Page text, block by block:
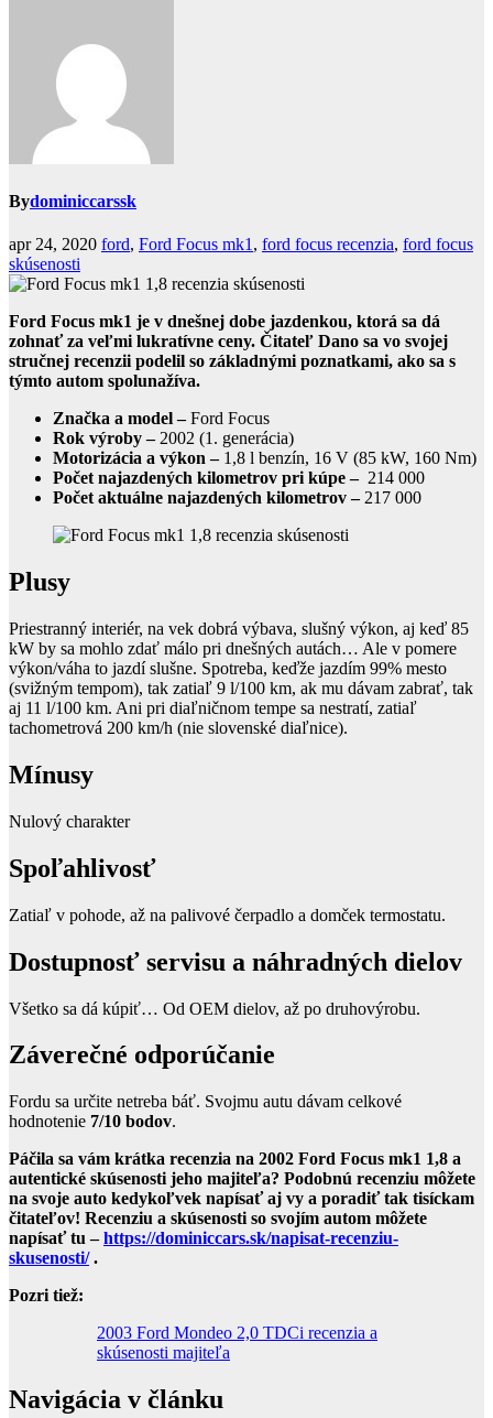
Bydominiccarssk
apr 24, 2020 ford, Ford Focus mk1 , ford focus recenzia, ford focus
skúsenosti
Ford Focus mk1 je v dnešnej dobe jazdenkou, ktorá sa dá
zohnať za veľmi lukratívne ceny. Čitateľ Dano sa vo svojej
stručnej recenzii podelil so základnými poznatkami, ako sa s
týmto autom spolunažíva.
Značka a model –Ford Focus
Rok výroby –2002 (1. generácia)
Motorizácia a výkon – 1,8 l benzín, 16 V (85 kW, 160 Nm)
Počet najazdených kilometrov pri kúpe –214 000
Počet aktuálne najazdených kilometrov –217 000
Plusy
Priestranný interiér, na vek dobrá výbava, slušný výkon, aj keď 85
kW by sa mohlo zdať málo pri dnešných autách… Ale v pomere
výkon/váha to jazdí slušne. Spotreba, keďže jazdím 99% mesto
(svižným tempom), tak zatiaľ 9 l/100 km, ak mu dávam zabrať, tak
aj 11 l/100 km. Ani pri diaľničnom tempe sa nestratí, zatiaľ
tachometrová 200 km/h (nie slovenské diaľnice).
Mínusy
Nulový charakter
Spoľahlivosť
Zatiaľ v pohode, až na palivové čerpadlo a domček termostatu.
Dostupnosť servisu a náhradných dielov
Všetko sa dá kúpiť… Od OEM dielov, až po druhovýrobu.
Záverečné odporúčanie
Fordu sa určite netreba báť. Svojmu autu dávam celkové
hodnotenie 7/10 bodov.
Páčila sa vám krátka recenzia na 2002 Ford Focus mk1 1,8 a
autentické skúsenosti jeho majiteľa? Podobnú recenziu môžete
na svoje auto kedykoľvek napísať aj vy a poradiť tak tisíckam
čitateľov! Recenziu a skúsenosti so svojím autom môžete
napísať tu –https://dominiccars.sk/napisat-recenziu-
skusenosti/.
Pozri tiež:
2003 Ford Mondeo 2,0 TDCi recenzia a
skúsenosti majiteľa
Navigácia v článku